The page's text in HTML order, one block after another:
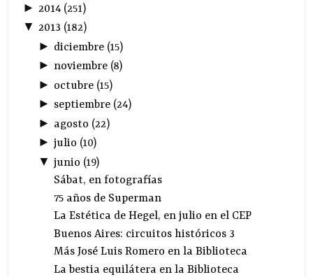
► 2014 (251)
▼2013 (182)
► diciembre(15)
► noviembre(8)
► octubre(15)
► septiembre(24)
► agosto (22)
► julio (10)
▼ junio (19)
Sábat, en fotografías
75 años de Superman
La Estética de Hegel, en julio en el CEP
Buenos Aires: circuitos históricos 3
Más José Luis Romero en la Biblioteca
La bestia equilátera en la Biblioteca